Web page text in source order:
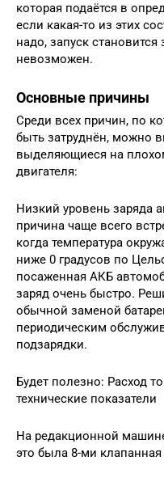
которая подаётся в
если какая-то из этих
надо, запуск становится
невозможен.
Основные причины
Среди всех причин, по
быть затруднён, можно
выделяющиеся на
двигателя:
Низкий уровень заряда
причина чаще всего
когда температура
ниже 0 градусов по
посаженная АКБ
заряд очень быстро.
обычной заменой
периодическим
подзарядки.
Будет полезно: Расход
технические показатели
На редакционной
это была 8-ми